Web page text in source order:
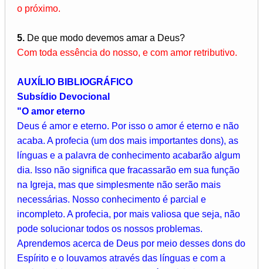
o próximo.
5. De que modo devemos amar a Deus?
Com toda essência do nosso, e com amor retributivo.
AUXÍLIO BIBLIOGRÁFICO
Subsídio Devocional
"O amor eterno
Deus é amor e eterno. Por isso o amor é eterno e não
acaba. A profecia (um dos mais importantes dons), as
línguas e a palavra de conhecimento acabarão algum
dia. Isso não significa que fracassarão em sua função
na Igreja, mas que simplesmente não serão mais
necessárias. Nosso conhecimento é parcial e
incompleto. A profecia, por mais valiosa que seja, não
pode solucionar todos os nossos problemas.
Aprendemos acerca de Deus por meio desses dons do
Espírito e o louvamos através das línguas e com a